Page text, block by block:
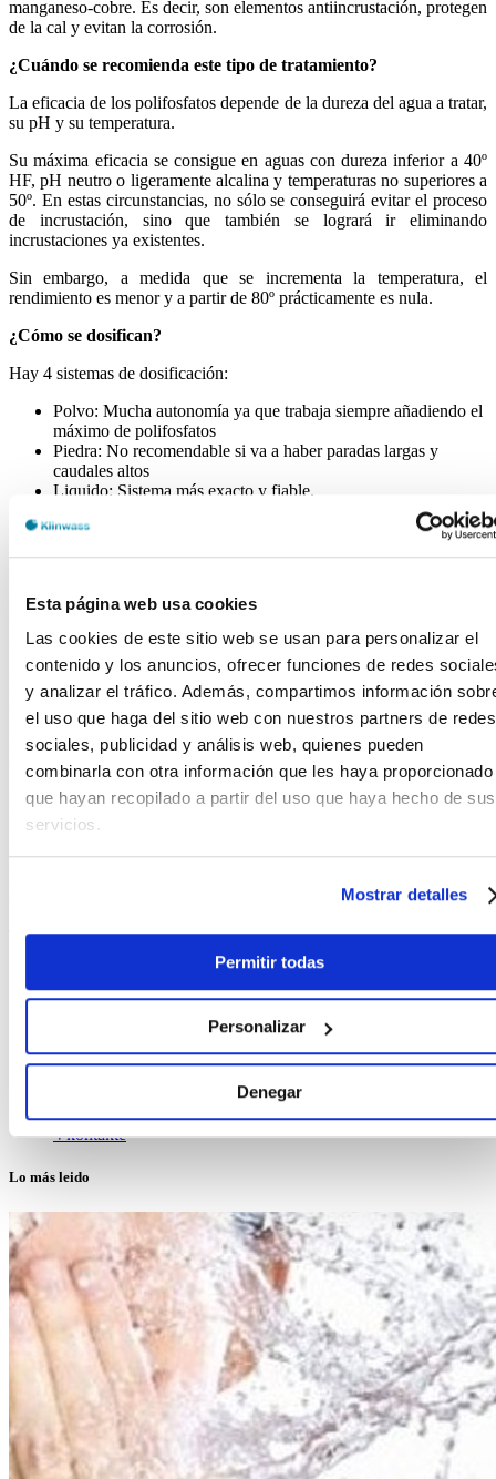
Esta página web usa cookies
Las cookies de este sitio web se usan para personalizar el
contenido y los anuncios, ofrecer funciones de redes
y analizar el tráfico. Además, compartimos información
el uso que haga del sitio web con nuestros partners de redes
sociales, publicidad y análisis web, quienes pueden
combinarla con otra información que les haya proporcionado
que hayan recopilado a partir del uso que haya hecho de sus
servicios.
Mostrar detalles
Permitir todas
Personalizar
Denegar
manganeso-cobre. Es decir, son elementos antiincrustación, protegen
de la cal y evitan la corrosión.
¿Cuándo se recomienda este tipo de tratamiento?
La eficacia de los polifosfatos depende de la dureza del agua a tratar,
su pH y su temperatura.
Su máxima eficacia se consigue en aguas con dureza inferior a 40º
HF, pH neutro o ligeramente alcalina y temperaturas no superiores a
50º. En estas circunstancias, no sólo se conseguirá evitar el proceso
de incrustación, sino que también se logrará ir eliminando
incrustaciones ya existentes.
Sin embargo, a medida que se incrementa la temperatura, el
rendimiento es menor y a partir de 80º prácticamente es nula.
¿Cómo se dosifican?
Hay 4 sistemas de dosificación:
Polvo: Mucha autonomía ya que trabaja siempre añadiendo el
máximo de polifosfatos
Piedra: No recomendable si va a haber paradas largas y
caudales altos
Liquido: Sistema más exacto y fiable.
Industrial: Utiliza una bomba dosificadora proporcional al
caudal de aportación de agua al circuito de refrigeración.
Las normativas actuales vigentes limitan a considerar su aplicación y
vez inyectado en el agua a tratar.
Dicha dosis máxima será de 5mg./l de fósforo, expresado como
anhídrido fosfórico. Normalmente en la práctica, se dosifica siempre
por debajo de éste valor y cantidades de 3 mg/l, son suficientes para
inhibir los procesos de cristalización o para formar la capa protectora
de fosfato cálcico y zinc en los tubos de hierro.
Es importante remarcar que el uso de polifosfatos no afecta al olor,
sabor y color del agua.
En nuestra web en la sección deAntiincrustación, encontrarás más
consultar los distintos productos y equipos que tenemos disponibles.
Tags:Cal,Agua dura
Email
Google +
Linkedin
Vkontakte
Lo más leido